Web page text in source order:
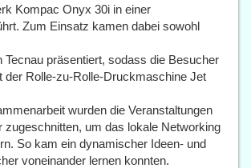
Kompac Onyx 30i in einer
Zum Einsatz kamen dabei sowohl
präsentiert, sodass die Besucher
Rolle-zu-Rolle-Druckmaschine Jet
wurden die Veranstaltungen
zugeschnitten, um das lokale Networking
So kam ein dynamischer Ideen- und
voneinander lernen konnten.